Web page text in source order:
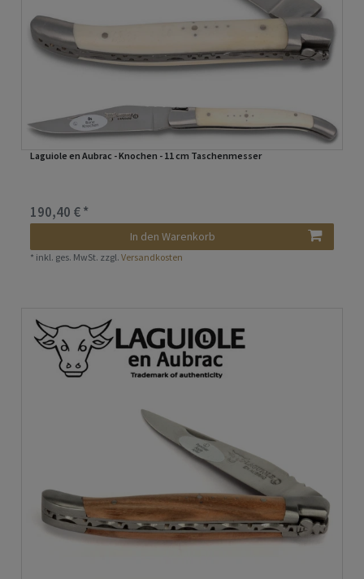
Laguiole en Aubrac - Knochen - 11 cm Taschenmesser
190,40 € *
In den Warenkorb
* inkl. ges. MwSt. zzgl.Versandkosten